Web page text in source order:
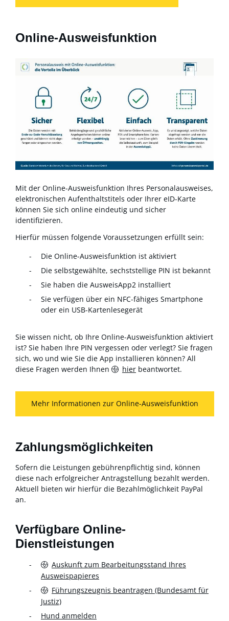
Online-Ausweisfunktion
Mit der Online-Ausweisfunktion Ihres Personalausweises,
elektronischen Aufenthaltstitels oder Ihrer eID-Karte
können Sie sich online eindeutig und sicher
identifizieren.
Hierfür müssen folgende Voraussetzungen erfüllt sein:
Die Online-Ausweisfunktion ist aktiviert
Die selbstgewählte, sechststellige PIN ist bekannt
Sie haben die AusweisApp2 installiert
Sie verfügen über ein NFC-fähiges Smartphone
oder ein USB-Kartenlesegerät
Sie wissen nicht, ob Ihre Online-Ausweisfunktion aktiviert
ist? Sie haben Ihre PIN vergessen oder verlegt? Sie fragen
sich, wo und wie Sie die App installieren können? All
diese Fragen werden Ihnen
hier beantwortet.
Mehr Informationen zur Online-Ausweisfunktion
Zahlungsmöglichkeiten
Sofern die Leistungen gebührenpflichtig sind, können
diese nach erfolgreicher Antragstellung bezahlt werden.
Aktuell bieten wir hierfür die Bezahlmöglichkeit PayPal
an.
Verfügbare Online-
Dienstleistungen
Auskunft zum Bearbeitungsstand Ihres
Ausweispapieres
Führungszeugnis beantragen (Bundesamt für
Justiz)
Hund anmelden